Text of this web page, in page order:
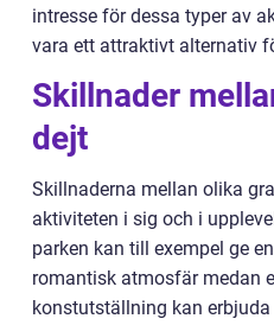
intresse för dessa typer av
vara ett attraktivt alternativ
Skillnader
dejt
Skillnaderna mellan olika
aktiviteten i sig och i
parken kan till exempel ge
romantisk atmosfär medan
konstutställning kan